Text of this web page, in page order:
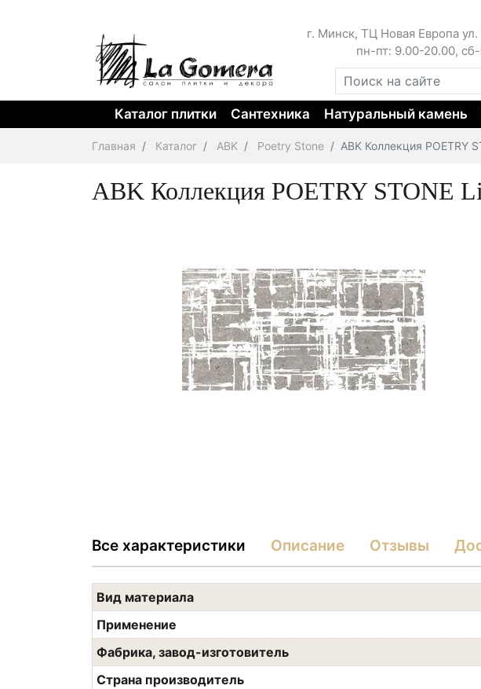
г. Минск, ТЦ Новая Европа
пн-пт: 9.00-20.00,
Каталог плитки Сантехника Натуральный камень
Главная Каталог ABK Poetry Stone ABK Коллекция POETRY
ABK Коллекция POETRY STONE
Все характеристики Описание Отзывы
Вид материала
Применение
Фабрика, завод-изготовитель
Страна производитель